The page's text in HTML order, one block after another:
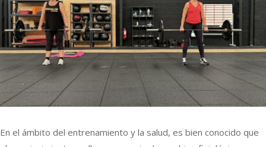
En el ámbito del entrenamiento y la salud, es bien conocido que